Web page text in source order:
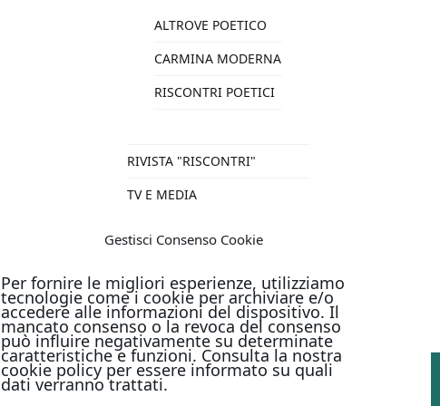
Gestisci Consenso Cookie
Per fornire le migliori esperienze, utilizziamo
tecnologie come i cookie per archiviare e/o
accedere alle informazioni del dispositivo. Il
mancato consenso o la revoca del consenso
può influire negativamente su determinate
caratteristiche e funzioni. Consulta la nostra
cookie policy per essere informato su quali
dati verranno trattati.
ALTROVE POETICO
CARMINA MODERNA
RISCONTRI POETICI
RIVISTA "RISCONTRI"
TV E MEDIA
PAGAMENTI ONLINE CON